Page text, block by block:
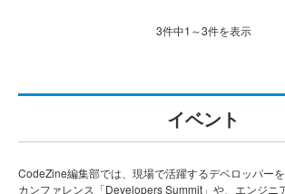
3件中1～3件を表示
イベント
CodeZine編集部では、現場で活躍するデベロッパー
カンファレンス「Developers Summit」や、エンジニ